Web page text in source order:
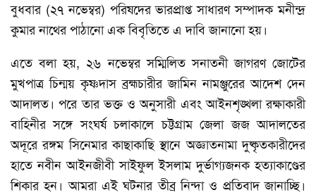
বুধবার (২৭ নভেম্বর) পরিষদের ভারপ্রাপ্ত সাধারণ সম্পাদক মনীন্দ্র
কুমার নাথের পাঠানো এক বিবৃতিতে এ দাবি জানানো হয়।
এতে বলা হয়, ২৬ নভেম্বর সম্মিলিত সনাতনী জাগরণ জোটের
মুখপাত্র চিন্ময় কৃষ্ণদাস ব্রহ্মচারীর জামিন নামঞ্জুরের আদেশ দেন
আদালত। পরে তার ভক্ত ও অনুসারী এবং আইনশৃঙ্খলা রক্ষাকারী
বাহিনীর সঙ্গে সংঘর্ষ চলাকালে চট্টগ্রাম জেলা জজ আদালতের
অদূরে রঙ্গম সিনেমার কাছাকাছি স্থানে অজ্ঞাতনামা দুষ্কৃতকারীদের
হাতে নবীন আইনজীবী সাইফুল ইসলাম দুর্ভাগ্যজনক হত্যাকাণ্ডের
শিকার হন। আমরা এই ঘটনার তীব্র নিন্দা ও প্রতিবাদ জানাচ্ছি।